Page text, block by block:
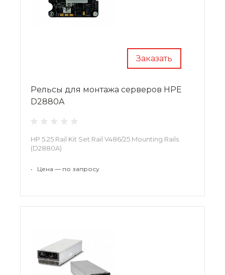
Заказать
Рельсы для монтажа серверов HPE
D2880A
HP 5.25 Rail Kit Set Rail V486/25 Mounting Rails
(D2880A)
• Цена — по запросу